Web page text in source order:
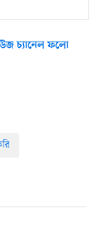
চ্যানেল ফলো